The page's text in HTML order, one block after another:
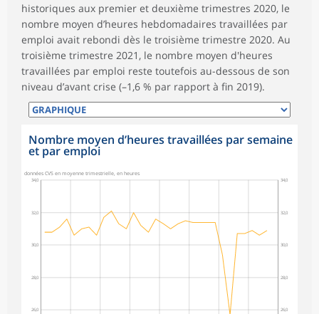
historiques aux premier et deuxième trimestres 2020, le
nombre moyen d’heures hebdomadaires travaillées par
emploi avait rebondi dès le troisième trimestre 2020. Au
troisième trimestre 2021, le nombre moyen d'heures
travaillées par emploi reste toutefois au-dessous de son
niveau d’avant crise (–1,6 % par rapport à fin 2019).
Nombre moyen d’heures travaillées par semaine
et par emploi
26,0
28,0
30,0
32,0
34,0
26,0
28,0
30,0
32,0
34,0
données CVS en moyenne trimestrielle, en heures